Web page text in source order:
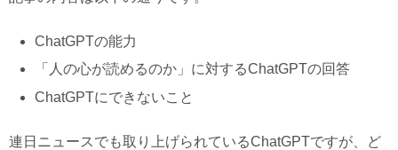
ChatGPTの能力
「人の心が読めるのか」に対するChatGPTの回答
ChatGPTにできないこと
連日ニュースでも取り上げられているChatGPTですが、ど